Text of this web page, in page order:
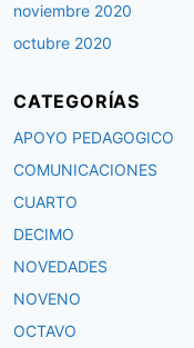
noviembre 2020
octubre 2020
CATEGORÍAS
APOYO PEDAGOGICO
COMUNICACIONES
CUARTO
DECIMO
NOVEDADES
NOVENO
OCTAVO